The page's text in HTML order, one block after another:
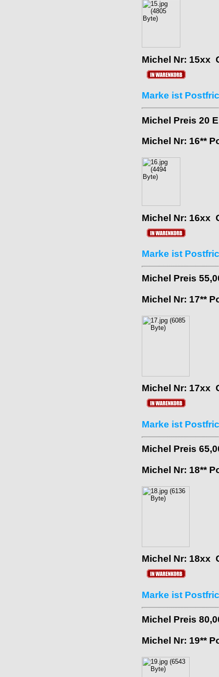
Michel Nr: 15xx
Marke ist
Michel Preis 20
Michel Nr: 16**
Michel Nr: 16xx
Marke ist
Michel Preis
Michel Nr: 17**
Michel Nr: 17xx
Marke ist
Michel Preis
Michel Nr: 18**
Michel Nr: 18xx
Marke ist
Michel Preis
Michel Nr: 19**